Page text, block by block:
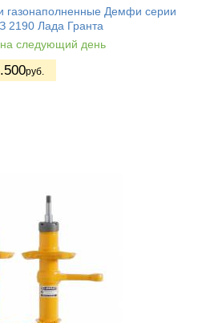
газонаполненные Демфи серии
2190 Лада Гранта
на следующий день
руб.